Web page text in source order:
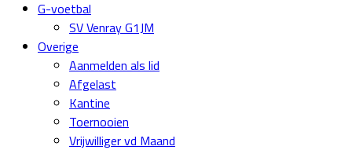
G-voetbal
SV Venray G1JM
Overige
Aanmelden als lid
Afgelast
Kantine
Toernooien
Vrijwilliger vd Maand